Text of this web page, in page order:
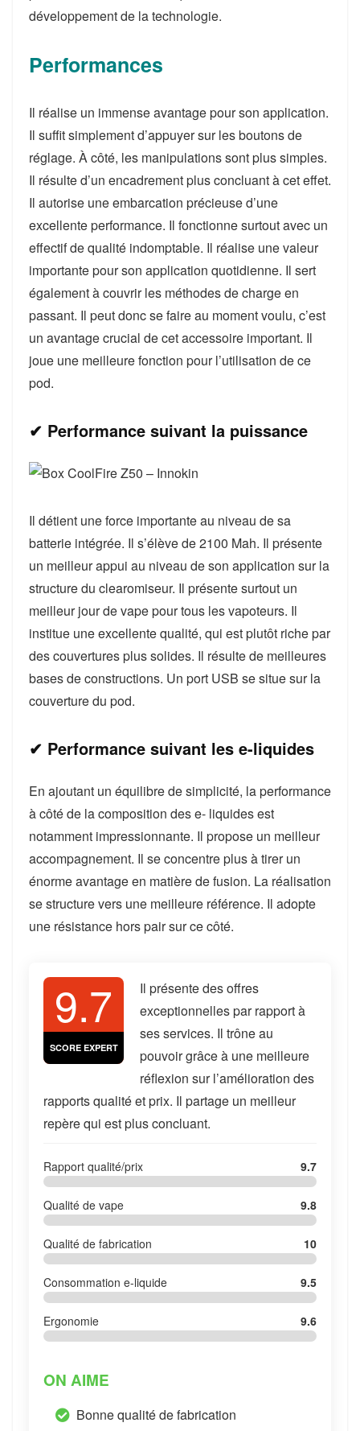
développement de la technologie.
Performances
Il réalise un immense avantage pour son application.
Il suffit simplement d’appuyer sur les boutons de
réglage. À côté, les manipulations sont plus simples.
Il résulte d’un encadrement plus concluant à cet effet.
Il autorise une embarcation précieuse d’une
excellente performance. Il fonctionne surtout avec un
effectif de qualité indomptable. Il réalise une valeur
importante pour son application quotidienne. Il sert
également à couvrir les méthodes de charge en
passant. Il peut donc se faire au moment voulu, c’est
un avantage crucial de cet accessoire important. Il
joue une meilleure fonction pour l’utilisation de ce
pod.
✔ Performance suivant la puissance
Il détient une force importante au niveau de sa
batterie intégrée. Il s’élève de 2100 Mah. Il présente
un meilleur appui au niveau de son application sur la
structure du clearomiseur. Il présente surtout un
meilleur jour de vape pour tous les vapoteurs. Il
institue une excellente qualité, qui est plutôt riche par
des couvertures plus solides. Il résulte de meilleures
bases de constructions. Un port USB se situe sur la
couverture du pod.
✔ Performance suivant les e-liquides
En ajoutant un équilibre de simplicité, la performance
à côté de la composition des e- liquides est
notamment impressionnante. Il propose un meilleur
accompagnement. Il se concentre plus à tirer un
énorme avantage en matière de fusion. La réalisation
se structure vers une meilleure référence. Il adopte
une résistance hors pair sur ce côté.
9.7
SCORE EXPERT
Il présente des offres
exceptionnelles par rapport à
ses services. Il trône au
pouvoir grâce à une meilleure
réflexion sur l’amélioration des
rapports qualité et prix. Il partage un meilleur
repère qui est plus concluant.
Rapport qualité/prix 9.7
Qualité de vape 9.8
Qualité de fabrication 10
Consommation e-liquide 9.5
Ergonomie 9.6
ON AIME
Bonne qualité de fabrication